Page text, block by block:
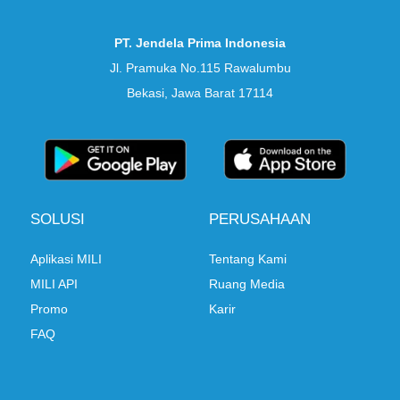
PT. Jendela Prima Indonesia
Jl. Pramuka No.115 Rawalumbu
Bekasi, Jawa Barat 17114
SOLUSI
Aplikasi MILI
MILI API
Promo
FAQ
PERUSAHAAN
Tentang Kami
Ruang Media
Karir